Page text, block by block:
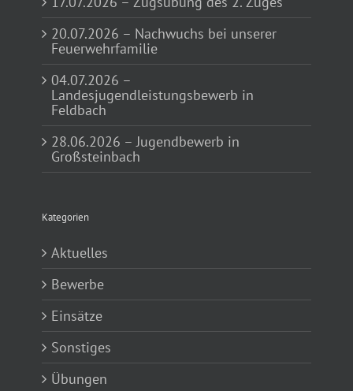
20.07.2026 – Nachwuchs bei unserer
Feuerwehrfamilie
04.07.2026 –
Landesjugendleistungsbewerb in
Feldbach
28.06.2026 – Jugendbewerb in
Großsteinbach
Kategorien
Aktuelles
Bewerbe
Einsätze
Sonstiges
Übungen